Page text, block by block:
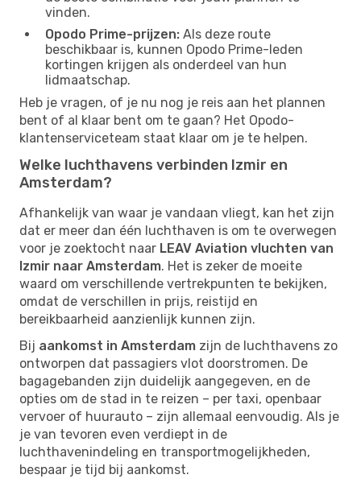
vinden.
Opodo Prime-prijzen: Als deze route
beschikbaar is, kunnen Opodo Prime-leden
kortingen krijgen als onderdeel van hun
lidmaatschap.
Heb je vragen, of je nu nog je reis aan het plannen
bent of al klaar bent om te gaan? Het Opodo-
klantenserviceteam staat klaar om je te helpen.
Welke luchthavens verbinden Izmir en
Amsterdam?
Afhankelijk van waar je vandaan vliegt, kan het zijn
dat er meer dan één luchthaven is om te overwegen
voor je zoektocht naar LEAV Aviation vluchten van
Izmir naar Amsterdam. Het is zeker de moeite
waard om verschillende vertrekpunten te bekijken,
omdat de verschillen in prijs, reistijd en
bereikbaarheid aanzienlijk kunnen zijn.
Bij aankomst in Amsterdam zijn de luchthavens zo
ontworpen dat passagiers vlot doorstromen. De
bagagebanden zijn duidelijk aangegeven, en de
opties om de stad in te reizen – per taxi, openbaar
vervoer of huurauto – zijn allemaal eenvoudig. Als je
je van tevoren even verdiept in de
luchthavenindeling en transportmogelijkheden,
bespaar je tijd bij aankomst.